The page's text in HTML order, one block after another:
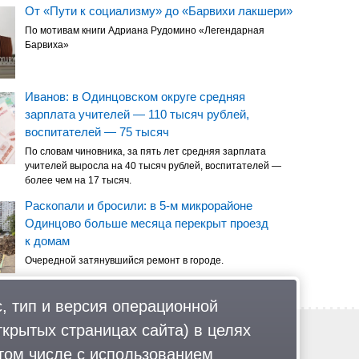
От «Пути к социализму» до «Барвихи лакшери»
По мотивам книги Адриана Рудомино «Легендарная
Барвиха»
Иванов: в Одинцовском округе средняя
зарплата учителей — 110 тысяч рублей,
воспитателей — 75 тысяч
По словам чиновника, за пять лет средняя зарплата
учителей выросла на 40 тысяч рублей, воспитателей —
более чем на 17 тысяч.
Раскопали и бросили: в 5-м микрорайоне
Одинцово больше месяца перекрыт проезд
к домам
Очередной затянувшийся ремонт в городе.
Обратная связь
Политика обработки персональных данных
тип и версия операционной
страницах сайта) в целях
числе с использованием